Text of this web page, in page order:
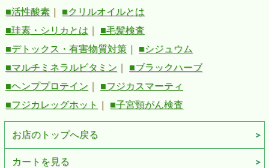
■活性酸素
■クリルオイルとは
■珪素・シリカとは
■毛髪検査
■デトックス・有害物質対策
■シジュウム
■マルチミネラルビタミン
■ブラックハーブ
■ヘンププロテイン
■フジカスマーティ
■フジカレッグホット
■子宮頸がん検査
お店のトップへ戻る
カートを見る